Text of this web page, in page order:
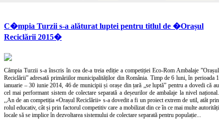
C�mpia Turzii s-a alăturat luptei pentru titlul de �Orașul
Reciclării 2015�
Câmpia Turzii s-a înscris în cea de-a treia ediție a competiției Eco-Rom Ambalaje ”Orașul
Reciclării” adresată primăriilor municipalităților din România. Timp de 6 luni, în perioada 1
ianuarie – 30 iunie 2014, 46 de municipii și orașe din țară „se luptă” pentru a dovedi că au
cel mai performant sistem de colectare separată a deșeurilor de ambalaje la nivel național.
,,An de an competiția «Orașul Reciclării» s-a dovedit a fi un proiect extrem de util, atât prin
rolul educativ, cât și prin factorul competitiv care a mobilizat din ce în ce mai multe autorități
locale să se implice în dezvoltarea sistemului de colectare separată pentru populație...